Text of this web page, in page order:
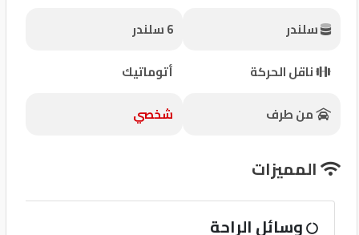
المنتدى
كيو
نمبر
كيو
كارز
سلندر
6 سلندر
ناقل الحركة
أتوماتيك
من طرف
شخصي
المميزات
وسائل الراحة